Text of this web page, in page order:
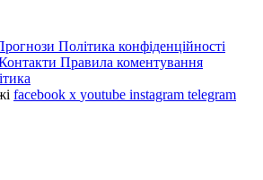
Політика конфіденційності
Правила коментування
facebook x youtube instagram telegram